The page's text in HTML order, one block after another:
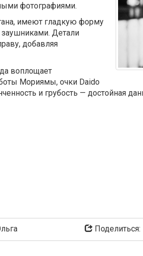
фотографиями.
имеют гладкую форму
Детали
добавляя
воплощает
Мориямы, очки Daido
и грубость — достойная
Поделиться: